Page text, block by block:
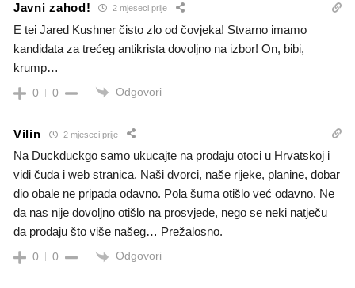
Javni zahod! 2 mjeseci prije
E tei Jared Kushner čisto zlo od čovjeka! Stvarno imamo
kandidata za trećeg antikrista dovoljno na izbor! On, bibi,
krump…
0 0 Odgovori
Vilin 2 mjeseci prije
Na Duckduckgo samo ukucajte na prodaju otoci u Hrvatskoj i
vidi čuda i web stranica. Naši dvorci, naše rijeke, planine, dobar
dio obale ne pripada odavno. Pola šuma otišlo već odavno. Ne
da nas nije dovoljno otišlo na prosvjede, nego se neki natječu
da prodaju što više našeg… Prežalosno.
0 0 Odgovori